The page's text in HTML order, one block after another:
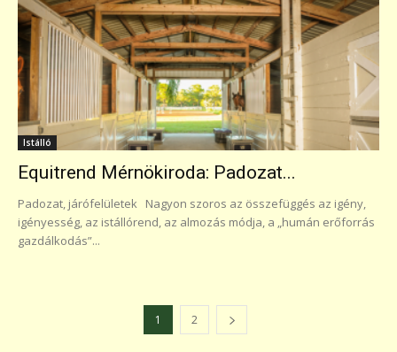
Istálló
Equitrend Mérnökiroda: Padozat...
Padozat, járófelületek Nagyon szoros az összefüggés az igény,
igényesség, az istállórend, az almozás módja, a „humán erőforrás
gazdálkodás”...
1 2